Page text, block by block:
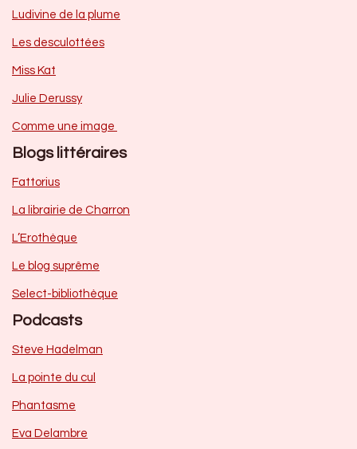
Ludivine de la plume
Les desculottées
Miss Kat
Julie Derussy
Comme une image
Blogs littéraires
Fattorius
La librairie de Charron
L’Erothèque
Le blog suprême
Select-bibliothèque
Podcasts
Steve Hadelman
La pointe du cul
Phantasme
Eva Delambre